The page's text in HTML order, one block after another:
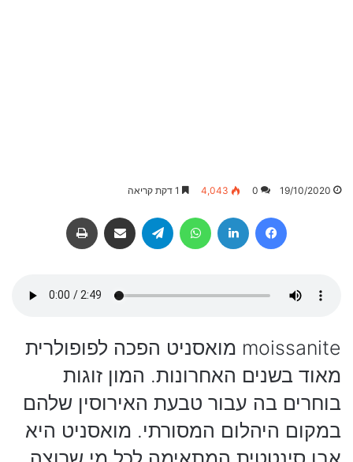
19/10/2020
0
4,043
Facebook
LinkedIn
WhatsApp
Telegram שיתוף באמצעות מייל
moissanite מואסניט הפכה לפופולרית
מאוד בשנים האחרונות. המון זוגות
בוחרים בה עבור טבעת האירוסין שלהם
במקום היהלום המסורתי. מואסניט היא